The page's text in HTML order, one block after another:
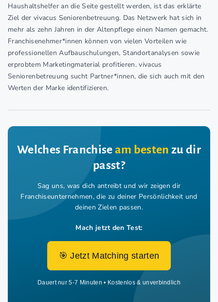
Haushaltshelfer an die Seite gestellt werden, ist das erklärte
Ziel der vivacus Seniorenbetreuung. Das Netzwerk hat sich in
mehr als zehn Jahren in der Altenpflege einen Namen gemacht.
Franchisenehmer*innen können von vielen Vorteilen wie
professionellen Aufbauschulungen, Standortanalysen sowie
erprobtem Marketingmaterial profitieren. vivacus
Seniorenbetreuung sucht Partner*innen, die sich auch mit den
Werten der Marke identifizieren.
Welches Franchiseam besten zu dir
passt?
Sag uns, was dich antreibt und wir zeigen dir
Franchiseunternehmen, die zu deiner Persönlichkeit und
deinen Zielen passen.
Mach jetzt den Test:
🎯 Jetzt Matching starten
Dauert nur 5-7 Minuten • Kostenlos & unverbindlich